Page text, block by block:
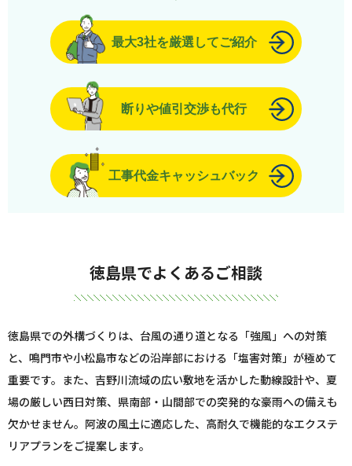
最大3社を厳選してご紹介
断りや値引交渉も代行
工事代金キャッシュバック
徳島県でよくあるご相談
徳島県での外構づくりは、台風の通り道となる「強風」への対策
と、鳴門市や小松島市などの沿岸部における「塩害対策」が極めて
重要です。また、吉野川流域の広い敷地を活かした動線設計や、夏
場の厳しい西日対策、県南部・山間部での突発的な豪雨への備えも
欠かせません。阿波の風土に適応した、高耐久で機能的なエクステ
リアプランをご提案します。